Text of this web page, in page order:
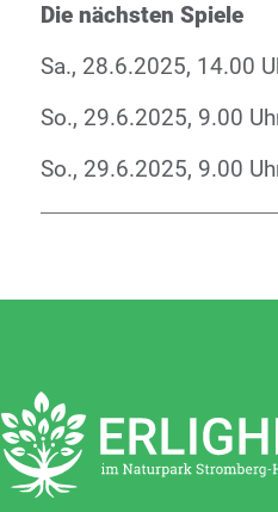
Die nächsten Spiele
Sa., 28.6.2025, 14.00
So., 29.6.2025, 9.00
So., 29.6.2025, 9.00